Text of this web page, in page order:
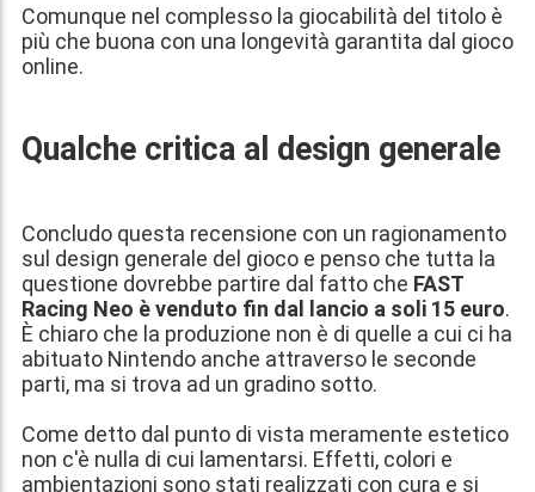
Comunque nel complesso la giocabilità del titolo è
più che buona con una longevità garantita dal gioco
online.
Qualche critica al design generale
Concludo questa recensione con un ragionamento
sul design generale del gioco e penso che tutta la
questione dovrebbe partire dal fatto che FAST
Racing Neo è venduto fin dal lancio a soli 15 euro.
È chiaro che la produzione non è di quelle a cui ci ha
abituato Nintendo anche attraverso le seconde
parti, ma si trova ad un gradino sotto.
Come detto dal punto di vista meramente estetico
non c'è nulla di cui lamentarsi. Effetti, colori e
ambientazioni sono stati realizzati con cura e si